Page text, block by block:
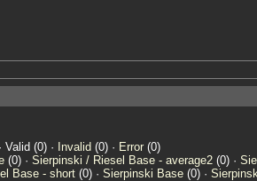
Valid (0) · Invalid (0) · Error (0)
(0) · Sierpinski / Riesel Base - average2(0) ·
Base - short(0) · Sierpinski Base(0) ·